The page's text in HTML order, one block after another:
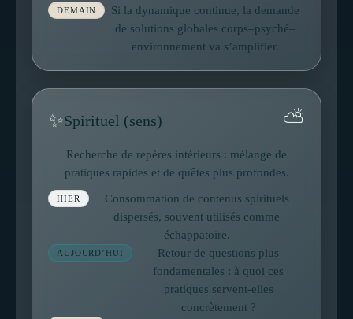
DEMAIN
Si la dynamique continue, la demande
de solutions globales corps–psyché–
environnement va s’amplifier.
✨Spirituel (sens) ⛅
Recherche de repères intérieurs : mélange de
pratiques rapides et de quêtes plus profondes.
HIER
Consommation de contenus spirituels
dispersés, souvent utilisés comme
échappatoire.
AUJOURD’HUI
Retour de questions plus
fondamentales : à quoi ces
pratiques servent-elles
concrètement ?